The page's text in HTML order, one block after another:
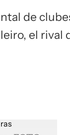
de
el rival